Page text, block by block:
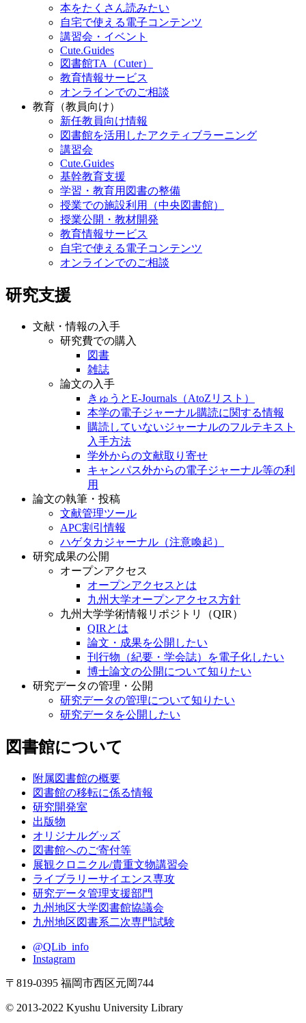
本をたくさん読みたい
自宅で使える電子コンテンツ
講習会・イベント
Cute.Guides
図書館TA（Cuter）
教育情報サービス
オンラインでのご相談
教育（教員向け）
新任教員向け情報
図書館を活用したアクティブラーニング
講習会
Cute.Guides
基幹教育支援
学習・教育用図書の整備
授業での施設利用（中央図書館）
授業公開・教材開発
教育情報サービス
自宅で使える電子コンテンツ
オンラインでのご相談
研究支援
文献・情報の入手
研究費での購入
図書
雑誌
論文の入手
きゅうとE-Journals（AtoZリスト）
本学の電子ジャーナル購読に関する情報
購読していないジャーナルのフルテキスト
入手方法
学外からの文献取り寄せ
キャンパス外からの電子ジャーナル等の利
用
論文の執筆・投稿
文献管理ツール
APC割引情報
ハゲタカジャーナル（注意喚起）
研究成果の公開
オープンアクセス
オープンアクセスとは
九州大学オープンアクセス方針
九州大学学術情報リポジトリ（QIR）
QIRとは
論文・成果を公開したい
刊行物（紀要・学会誌）を電子化したい
博士論文の公開について知りたい
研究データの管理・公開
研究データの管理について知りたい
研究データを公開したい
図書館について
附属図書館の概要
図書館の移転に係る情報
研究開発室
出版物
オリジナルグッズ
図書館へのご寄付等
展観クロニクル/貴重文物講習会
ライブラリーサイエンス専攻
研究データ管理支援部門
九州地区大学図書館協議会
九州地区図書系二次専門試験
@QLib_info
Instagram
〒819-0395 福岡市西区元岡744
© 2013-2022 Kyushu University Library